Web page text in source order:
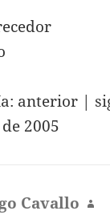
anterior |
2005
Cavallo